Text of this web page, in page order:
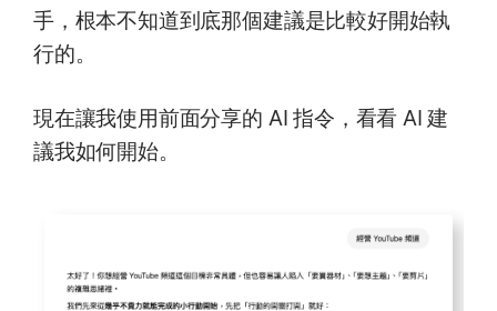
手，根本不知道到底那個建議是比較好開始執
行的。
現在讓我使用前面分享的 AI 指令，看看 AI 建
議我如何開始。